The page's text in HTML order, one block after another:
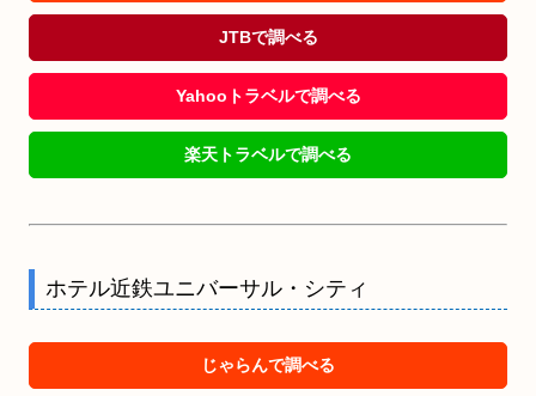
JTBで調べる
Yahooトラベルで調べる
楽天トラベルで調べる
ホテル近鉄ユニバーサル・シティ
じゃらんで調べる